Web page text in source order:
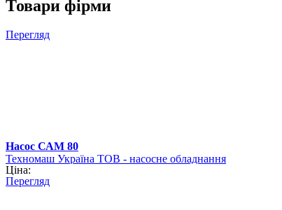
Товари фірми
Перегляд
Насос САМ 80
Техномаш Україна ТОВ - насосне обладнання
Ціна:
Перегляд